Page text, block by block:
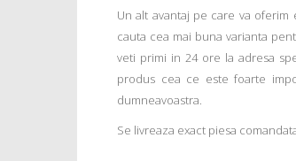
Un alt avantaj pe care va
cauta cea mai buna varianta
veti primi in 24 ore la adresa
produs cea ce este foarte
dumneavoastra.
Se livreaza exact piesa